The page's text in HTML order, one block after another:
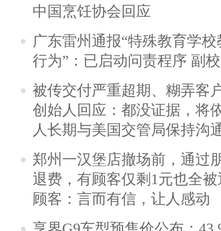
中国烹饪协会回应
广东雷州通报“特殊教育学
行为”：已启动问责程序 副
被传交付严重超期、糊弄客
创始人回应：都没证据，将
人长期与美国交管局保持沟
郑州一汉堡店撤场前，通过
退费，有顾客仅剩1元也全
顾客：言而有信，让人感动